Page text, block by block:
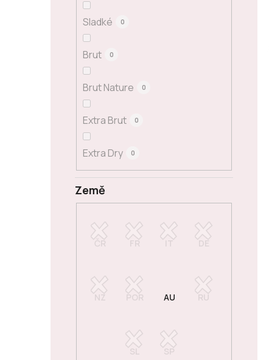
Země
Sladké 0
Brut 0
Brut Nature 0
Extra Brut 0
Extra Dry 0